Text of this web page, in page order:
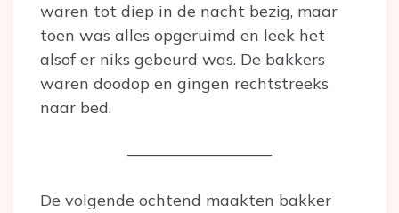
waren tot diep in de nacht bezig, maar
toen was alles opgeruimd en leek het
alsof er niks gebeurd was. De bakkers
waren doodop en gingen rechtstreeks
naar bed.
—————————
De volgende ochtend maakten bakker